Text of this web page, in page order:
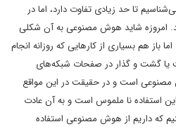
تا حد زیادی تفاوت دارد، اما در
امروزه شاید هوش مصنوعی به آن شکلی
باز هم بسیاری از کارهایی که روزانه انجام
یا گشت و گذار در صفحات شبکه‌های
مصنوعی است و در حقیقت در این مواقع
این استفاده نا ملموس است و به آن عادت
که داریم از هوش مصنوعی استفاده